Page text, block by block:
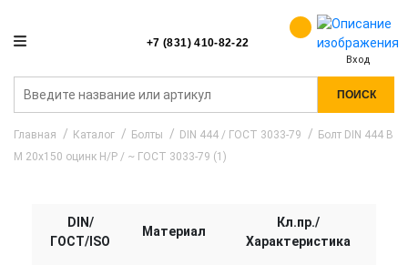
+7 (831) 410-82-22
Вход
ПОИСК
Главная Каталог Болты DIN 444 / ГОСТ 3033-79
Болт DIN 444 B
M 20x150 оцинк Н/Р / ~ ГОСТ 3033-79 (1)
DIN/
ГОСТ/ISO
Материал
Кл.пр./
Характеристика